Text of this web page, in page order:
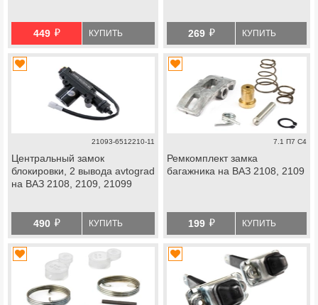
449 й КУПИТЬ 269 й КУПИТЬ
21093-6512210-11
Центральный замок
блокировки, 2 вывода avtograd
на ВАЗ 2108, 2109, 21099
490 й КУПИТЬ
7.1 П7 С4
Ремкомплект замка
багажника на ВАЗ 2108, 2109
199 й КУПИТЬ